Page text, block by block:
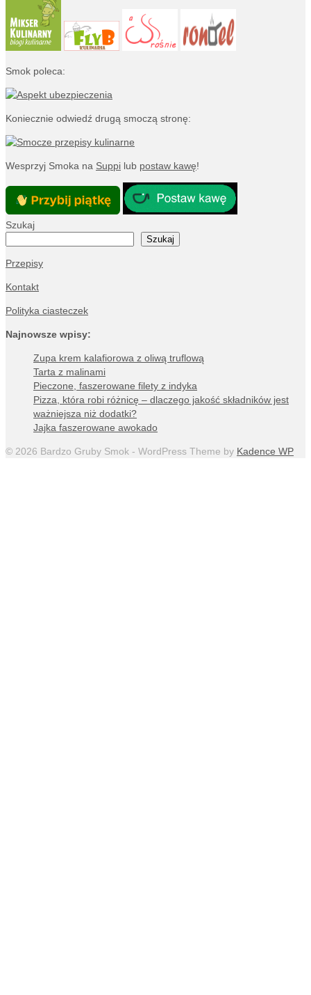
Smok poleca:
Koniecznie odwiedź drugą smoczą stronę:
Wesprzyj Smoka na Suppi lub postaw kawę!
Szukaj
Szukaj
Przepisy
Kontakt
Polityka ciasteczek
Najnowsze wpisy:
Zupa krem kalafiorowa z oliwą truflową
Tarta z malinami
Pieczone, faszerowane filety z indyka
Pizza, która robi różnicę – dlaczego jakość składników jest
ważniejsza niż dodatki?
Jajka faszerowane awokado
© 2026 Bardzo Gruby Smok - WordPress Theme by Kadence WP